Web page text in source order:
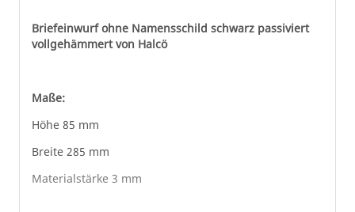
Briefeinwurf ohne Namensschild schwarz passiviert
vollgehämmert von Halcö
Maße:
Höhe 85 mm
Breite 285 mm
Materialstärke 3 mm